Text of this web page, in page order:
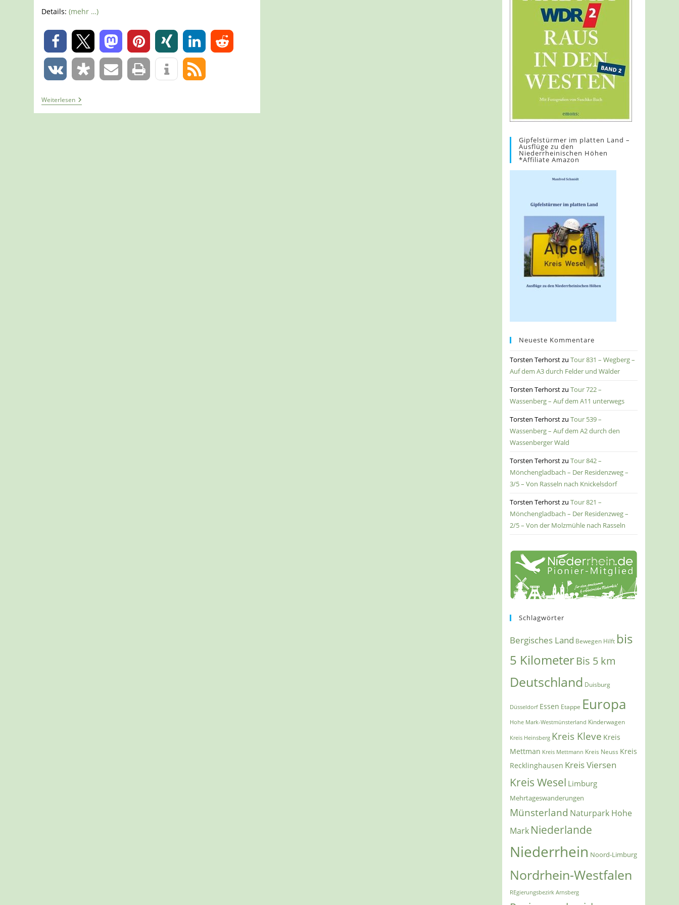
Details:(mehr …)
0
0
WeiterlesenTour
1421
–
Gipfelstürmer im platten Land –
Ausflüge zu den
Niederrheinischen Höhen
*Affiliate Amazon
Neueste Kommentare
Torsten TerhorstzuTour 831 – Wegberg –
Auf dem A3 durch Felder und Wälder
Torsten TerhorstzuTour 722 –
Wassenberg – Auf dem A11 unterwegs
Torsten TerhorstzuTour 539 –
Wassenberg – Auf dem A2 durch den
Wassenberger Wald
Torsten TerhorstzuTour 842 –
Mönchengladbach – Der Residenzweg –
3/5 – Von Rasseln nach Knickelsdorf
Torsten TerhorstzuTour 821 –
Mönchengladbach – Der Residenzweg –
2/5 – Von der Molzmühle nach Rasseln
Schlagwörter
Bergisches Land Bewegen Hilft bis
5 KilometerBis 5 km
Deutschland Duisburg
Düsseldorf Essen Etappe Europa
Hohe Mark-Westmünsterland Kinderwagen
Kreis Heinsberg Kreis Kleve Kreis
Mettman Kreis Mettmann Kreis Neuss Kreis
Recklinghausen Kreis Viersen
Kreis Wesel Limburg
Mehrtageswanderungen
Münsterland Naturpark Hohe
Mark Niederlande
Niederrhein Noord-Limburg
Nordrhein-Westfalen
REgierungsbezirk Arnsberg